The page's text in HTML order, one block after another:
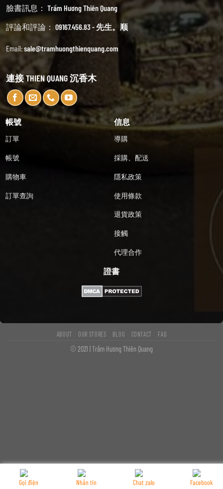
臉書訊息： Trầm Hương Thiên Quang
評論和評論： 09167.456.83 - 先生。顺
Email:sale@tramhuongthienquang.com
連接 THIEN QUANG 沉香木
帳號
訂單
帳號
購物車
訂單查詢
信息
導購
採購、配送
隱私政策
使用條款
退貨政策
接觸
代理合作
證書
ABOUT OUR STORES BLOG CONTACT FAQ
© 2021 | Trầm Hương Thiên Quang
Gọi điện Nhắn tin Chat zalo Facebook